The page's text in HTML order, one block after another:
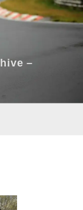
–